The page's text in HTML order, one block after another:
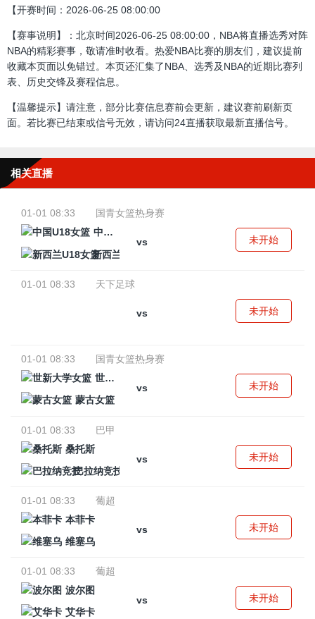
【开赛时间：2026-06-25 08:00:00
【赛事说明】：北京时间2026-06-25 08:00:00，NBA将直播选秀对阵
NBA的精彩赛事，敬请准时收看。热爱NBA比赛的朋友们，建议提前
收藏本页面以免错过。本页还汇集了NBA、选秀及NBA的近期比赛列
表、历史交锋及赛程信息。
【温馨提示】请注意，部分比赛信息赛前会更新，建议赛前刷新页
面。若比赛已结束或信号无效，请访问24直播获取最新直播信号。
相关直播
01-01 08:33
国青女篮热身赛
中国U18女篮
vs
新西兰U18女篮
未开始
01-01 08:33 天下足球
vs 未开始
01-01 08:33
国青女篮热身赛
世新大学女篮
vs
蒙古女篮
未开始
01-01 08:33
巴甲
桑托斯
vs
巴拉纳竞技
未开始
01-01 08:33
葡超
本菲卡
vs
维塞乌
未开始
01-01 08:33
葡超
波尔图
vs
艾华卡
未开始